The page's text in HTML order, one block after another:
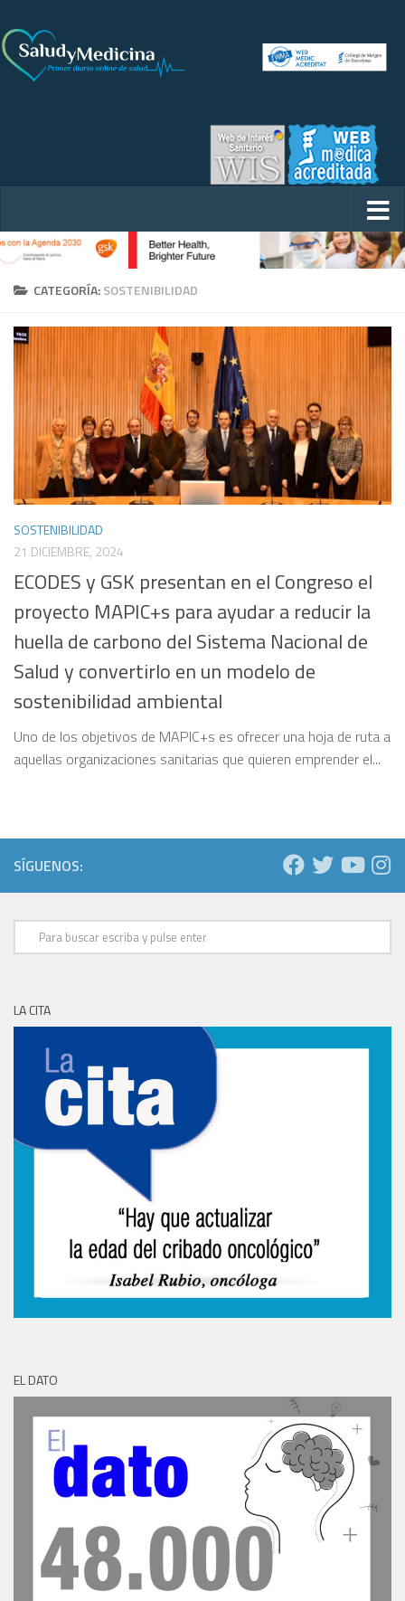
CATEGORÍA:SOSTENIBILIDAD
SOSTENIBILIDAD
21 DICIEMBRE, 2024
ECODES y GSK presentan en el Congreso el
proyecto MAPIC+s para ayudar a reducir la
huella de carbono del Sistema Nacional de
Salud y convertirlo en un modelo de
sostenibilidad ambiental
Uno de los objetivos de MAPIC+s es ofrecer una hoja de ruta a
aquellas organizaciones sanitarias que quieren emprender el...
SÍGUENOS:
LA CITA
EL DATO